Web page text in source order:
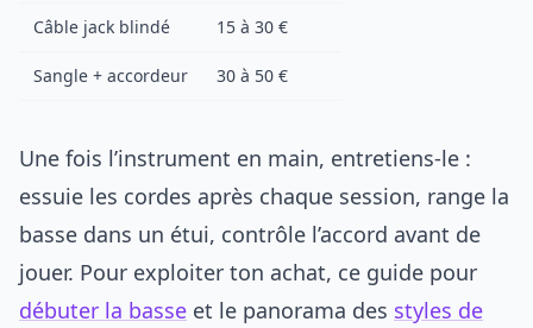
Câble jack blindé 15 à 30 €
Sangle + accordeur 30 à 50 €
Une fois l’instrument en main, entretiens-le :
essuie les cordes après chaque session, range la
basse dans un étui, contrôle l’accord avant de
jouer. Pour exploiter ton achat, ce guide pour
débuter la basse et le panorama des styles de